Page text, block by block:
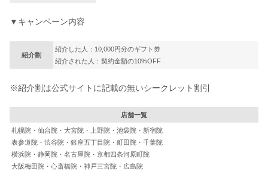
▼キャンペーン内容
紹介割
紹介した人：10,000円分のギフト券
紹介された人：契約金額の10%OFF
※紹介割は公式サイトに記載の無いシークレット割引
店舗一覧
札幌院・仙台院・大宮院・上野院・池袋院・新宿院
表参道院・渋谷院・銀座五丁目院・町田院・千葉院
横浜院・静岡院・名古屋院・京都四条河原町院
大阪梅田院・心斎橋院・神戸三宮院・広島院